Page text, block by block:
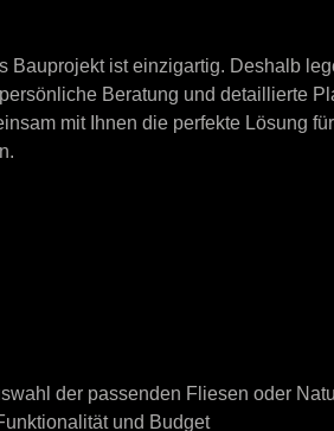
Bauprojekt ist einzigartig. Deshalb
Beratung und detaillierte
mit Ihnen die perfekte Lösung
der passenden Fliesen oder
und Budget